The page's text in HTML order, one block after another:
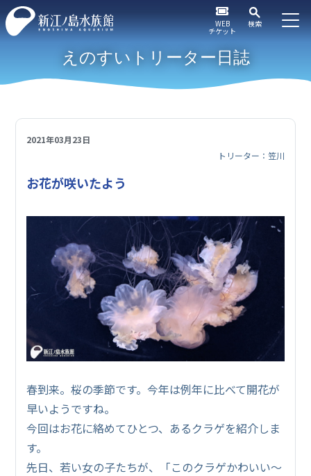
WEB
チケット
検索
えのすいトリーター日誌
2021年03月23日
トリーター：笠川
お花が咲いたよう
春到来。桜の季節です。今年は例年に比べて開花が
早いようですね。
今回はお花に絡めてひとつ、あるクラゲを紹介しま
す。
先日、若い女の子たちが、「このクラゲかわいい～